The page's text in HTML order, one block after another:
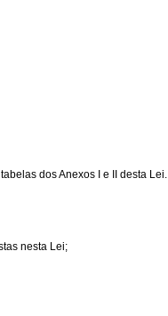
dos Anexos I e II desta Lei.
nesta Lei;